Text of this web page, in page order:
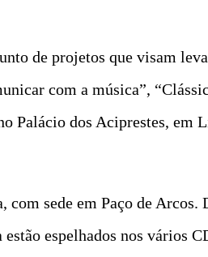
de projetos que visam
com a música”,
Palácio dos Aciprestes, em
sede em Paço de Arcos.
espelhados nos vários